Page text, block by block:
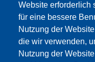
Website erforderlich
für eine bessere
Nutzung der
die wir verwenden,
Nutzung der
Dieser Inhalt ist
Cookies